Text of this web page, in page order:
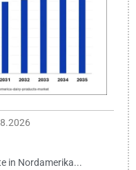
in Nordamerika...